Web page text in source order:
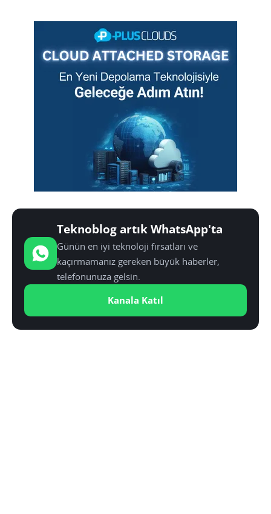
Teknoblog artık WhatsApp'ta
Günün en iyi teknoloji fırsatları ve
kaçırmamanız gereken büyük haberler,
telefonunuza gelsin.
Kanala Katıl